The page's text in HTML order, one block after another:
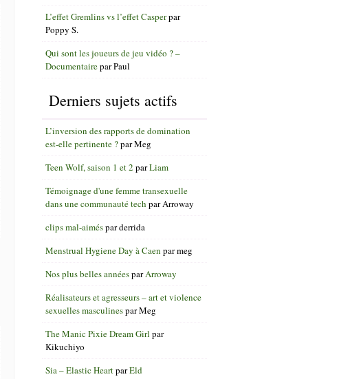
L’effet Gremlins vs l’effet Casperpar
Poppy S.
Qui sont les joueurs de jeu vidéo ? –
DocumentaireparPaul
Derniers sujets actifs
L’inversion des rapports de domination
est-elle pertinente ?parMeg
Teen Wolf, saison 1 et 2 parLiam
Témoignage d'une femme transexuelle
dans une communauté tech parArroway
clips mal-aimésparderrida
Menstrual Hygiene Day à Caen parmeg
Nos plus belles annéesparArroway
Réalisateurs et agresseurs – art et violence
sexuelles masculinesparMeg
The Manic Pixie Dream Girl par
Kikuchiyo
Sia – Elastic HeartparEld